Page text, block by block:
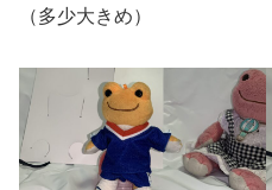
（多少大きめ）